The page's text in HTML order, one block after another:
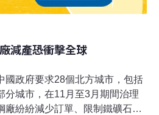
減產恐衝擊全球
國政府要求28個北方城市，包括
分城市，在11月至3月期間治理
廠紛紛減少訂單、限制鐵礦石購